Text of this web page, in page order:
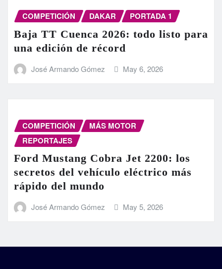
COMPETICIÓN DAKAR PORTADA 1
Baja TT Cuenca 2026: todo listo para
una edición de récord
José Armando Gómez May 6, 2026
COMPETICIÓN
MÁS MOTOR
REPORTAJES
Ford Mustang Cobra Jet 2200: los
secretos del vehículo eléctrico más
rápido del mundo
José Armando Gómez May 5, 2026